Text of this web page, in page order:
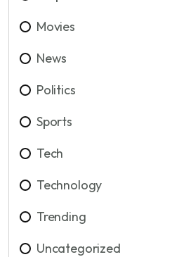
Movies
News
Politics
Sports
Tech
Technology
Trending
Uncategorized